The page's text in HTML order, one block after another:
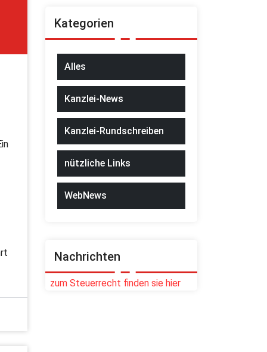
Kategorien
Alles
Kanzlei-News
Kanzlei-Rundschreiben
nützliche Links
WebNews
Nachrichten
zum Steuerrecht finden sie hier